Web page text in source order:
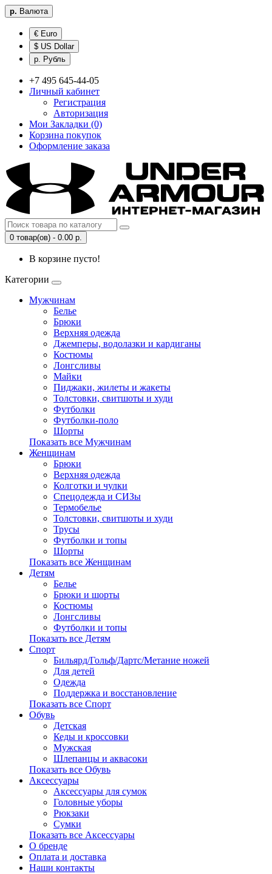
р. Валюта
€ Euro
$ US Dollar
р. Рубль
+7 495 645-44-05
Личный кабинет
Регистрация
Авторизация
Мои Закладки (0)
Корзина покупок
Оформление заказа
0 товар(ов) - 0.00 р.
В корзине пусто!
Категории
Мужчинам
Белье
Брюки
Верхняя одежда
Джемперы, водолазки и кардиганы
Костюмы
Лонгсливы
Майки
Пиджаки, жилеты и жакеты
Толстовки, свитшоты и худи
Футболки
Футболки-поло
Шорты
Показать все Мужчинам
Женщинам
Брюки
Верхняя одежда
Колготки и чулки
Спецодежда и СИЗы
Термобелье
Толстовки, свитшоты и худи
Трусы
Футболки и топы
Шорты
Показать все Женщинам
Детям
Белье
Брюки и шорты
Костюмы
Лонгсливы
Футболки и топы
Показать все Детям
Спорт
Бильярд/Гольф/Дартс/Метание ножей
Для детей
Одежда
Поддержка и восстановление
Показать все Спорт
Обувь
Детская
Кеды и кроссовки
Мужская
Шлепанцы и аквасоки
Показать все Обувь
Аксессуары
Аксессуары для сумок
Головные уборы
Рюкзаки
Сумки
Показать все Аксессуары
О бренде
Оплата и доставка
Наши контакты